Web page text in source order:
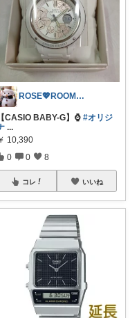
ROSE💖ROOM✨.｡.:*·°🌻
【CASIO BABY-G】⌚ #オリジ
...
10,390
0 0 8
コレ いいね